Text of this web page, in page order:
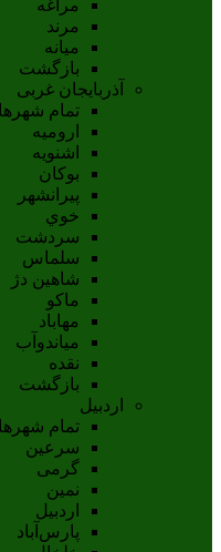
مراغه
مرند
ميانه
بازگشت
آذربایجان غربی
تمام شهر‌ها
اروميه
اشنويه
بوکان
پيرانشهر
خوي
سردشت
سلماس
شاهين دژ
ماکو
مهاباد
مياندوآب
نقده
بازگشت
اردبیل
تمام شهر‌ها
سرعین
گرمی
نمین
اردبيل
پارس‌آباد